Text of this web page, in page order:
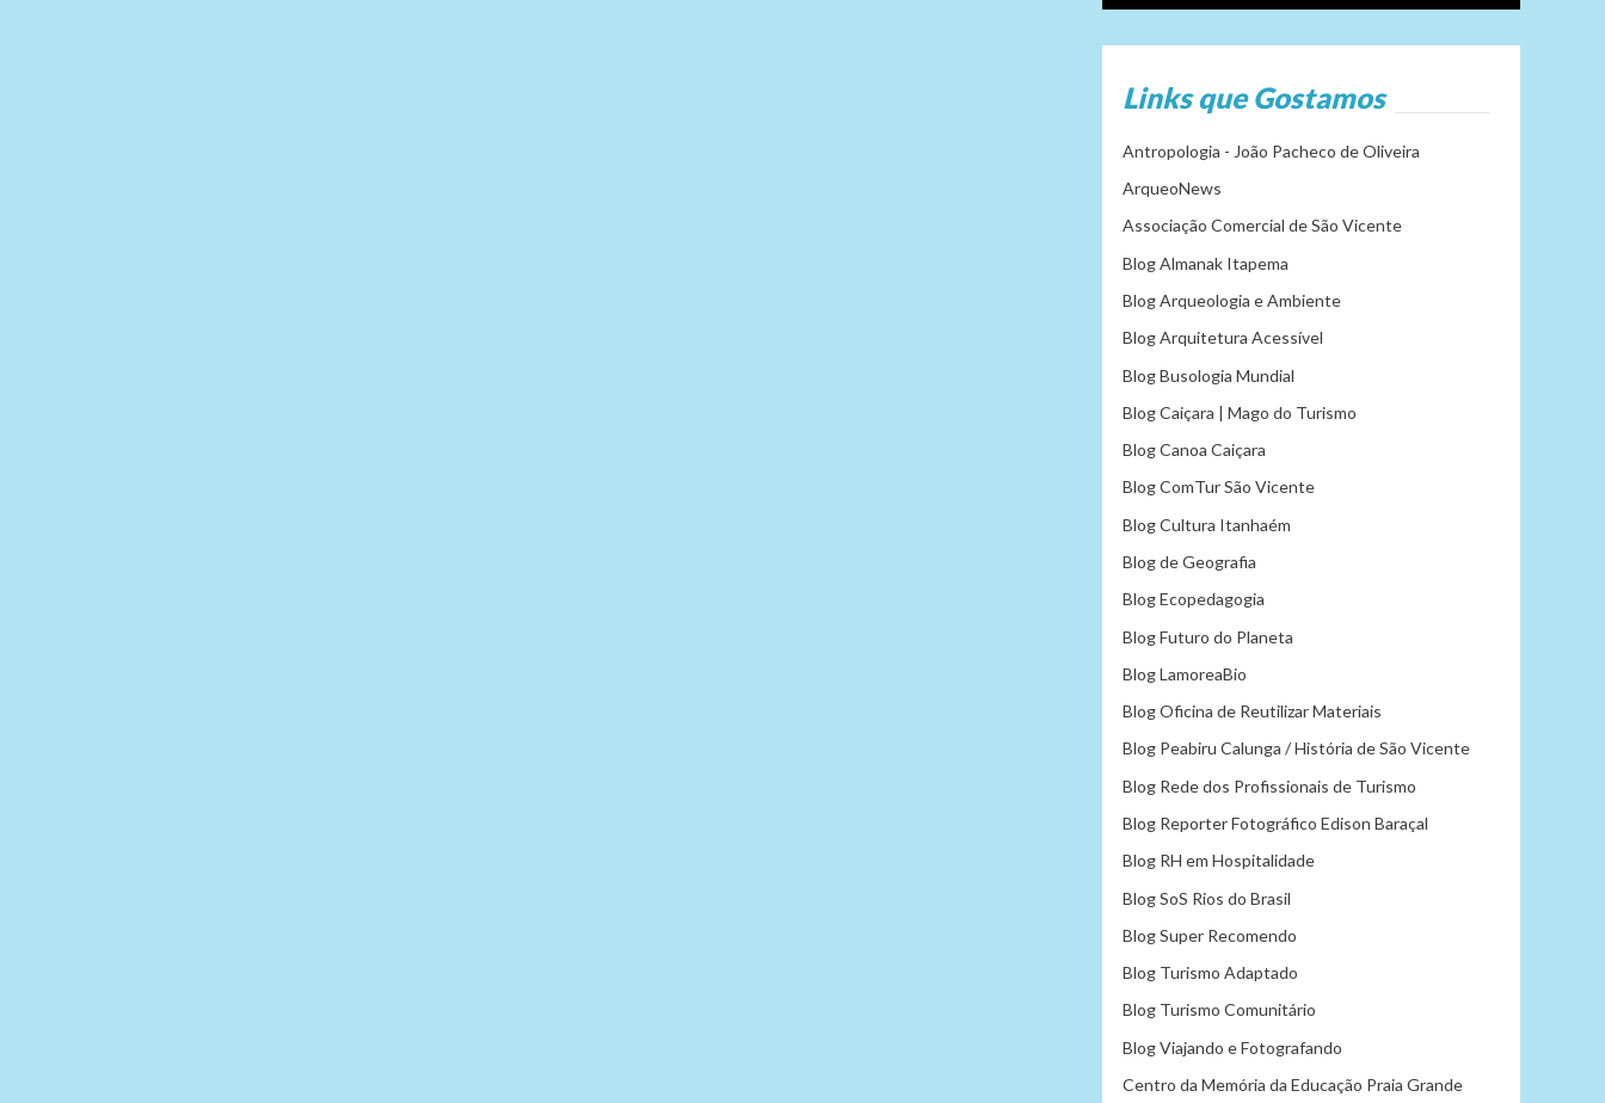
Links que Gostamos
Antropologia - João Pacheco de Oliveira
ArqueoNews
Associação Comercial de São Vicente
Blog Almanak Itapema
Blog Arqueologia e Ambiente
Blog Arquitetura Acessível
Blog Busologia Mundial
Blog Caiçara | Mago do Turismo
Blog Canoa Caiçara
Blog ComTur São Vicente
Blog Cultura Itanhaém
Blog de Geografia
Blog Ecopedagogia
Blog Futuro do Planeta
Blog LamoreaBio
Blog Oficina de Reutilizar Materiais
Blog Peabiru Calunga / História de São Vicente
Blog Rede dos Profissionais de Turismo
Blog Reporter Fotográfico Edison Baraçal
Blog RH em Hospitalidade
Blog SoS Rios do Brasil
Blog Super Recomendo
Blog Turismo Adaptado
Blog Turismo Comunitário
Blog Viajando e Fotografando
Centro da Memória da Educação Praia Grande